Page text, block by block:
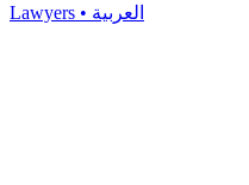
Lawyers • العربية